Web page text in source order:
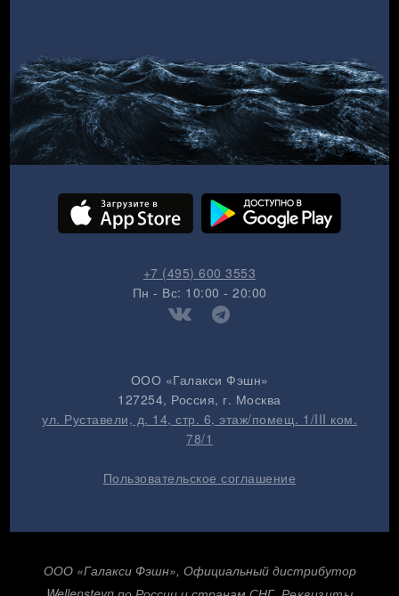
+7 (495) 600 3553
Пн - Вс: 10:00 - 20:00
ООО «Галакси Фэшн»
127254, Россия, г. Москва
ул. Руставели, д. 14, стр. 6, этаж/помещ. 1/III ком.
78/1
Пользовательское соглашение
ООО «Галакси Фэшн», Официальный дистрибутор